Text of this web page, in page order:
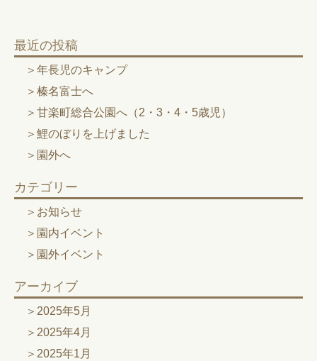
最近の投稿
年長児のキャンプ
榛名富士へ
甘楽町総合公園へ（2・3・4・5歳児）
鯉のぼりを上げました
園外へ
カテゴリー
お知らせ
園内イベント
園外イベント
アーカイブ
2025年5月
2025年4月
2025年1月